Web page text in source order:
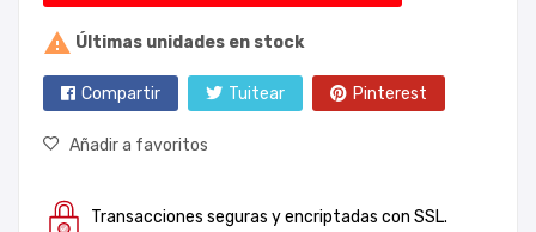
 Últimas unidades en stock
Compartir Tuitear Pinterest
Añadir a favoritos
Transacciones seguras y encriptadas con SSL.